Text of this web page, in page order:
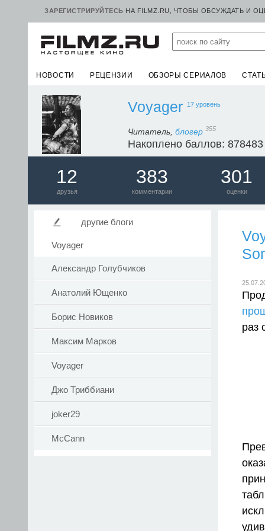
ЗАРЕГИСТРИРУЙТЕСЬ НА FILMZ.RU, ЧТОБЫ ОБСУЖДАТЬ И
НОВОСТИ РЕЦЕНЗИИ ОБЗОРЫ СЕРИАЛОВ
Voyager 17 уровень
Читатель, блогер 355
Накоплено баллов: 878483
12
друзья
383
комментарии
301
оценки
другие блоги
Voyager
Александр Голубчиков
Анатолий Ющенко
Борис Новиков
Максим Марков
Voyager
Джо Триббиани
joker29
McCann
раз